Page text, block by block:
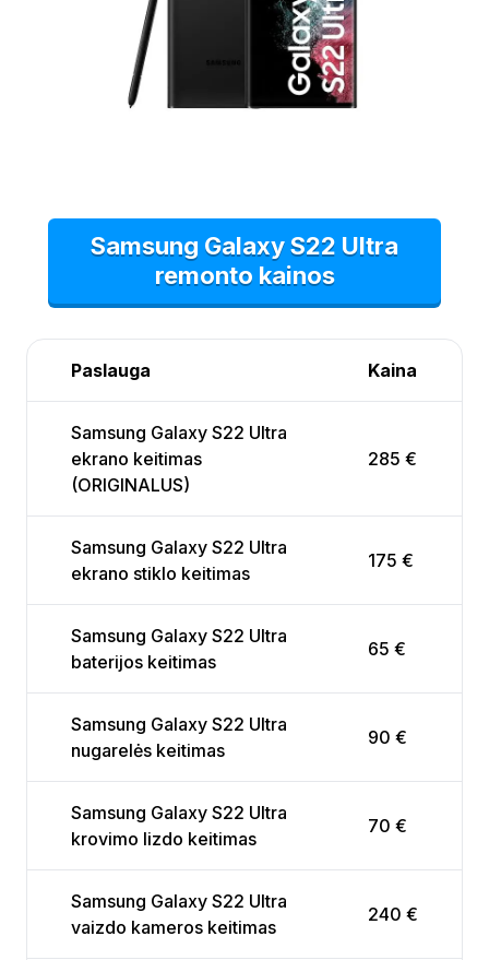
Samsung Galaxy S22 Ultra
remonto kainos
Paslauga Kaina
Samsung Galaxy S22 Ultra
ekrano keitimas
(ORIGINALUS)
285 €
Samsung Galaxy S22 Ultra
ekrano stiklo keitimas
175 €
Samsung Galaxy S22 Ultra
baterijos keitimas
65 €
Samsung Galaxy S22 Ultra
nugarelės keitimas
90 €
Samsung Galaxy S22 Ultra
krovimo lizdo keitimas
70 €
Samsung Galaxy S22 Ultra
vaizdo kameros keitimas
240 €